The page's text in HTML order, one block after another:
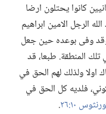
كانوا يحتلون ارضا
قبل ٤٠٠ سنة،‏ وعد الله الرجل الامين ابراهيم
وفى بوعده حين جعل
المنطقة.‏ طبعا،‏ قد
اولا ولذلك لهم الحق في
فلديه كل الحق في
‏.‏